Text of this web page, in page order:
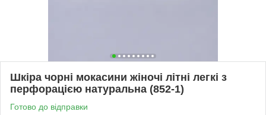
Шкіра чорні мокасини жіночі літні легкі з
перфорацією натуральна (852-1)
Готово до відправки